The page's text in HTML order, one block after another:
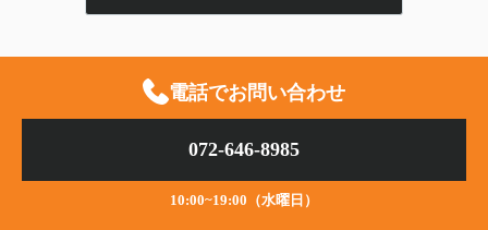
電話でお問い合わせ
072-646-8985
10:00~19:00（水曜日）